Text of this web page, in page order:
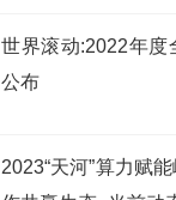
世界滚动:2022年度
公布
2023“天河”算力赋